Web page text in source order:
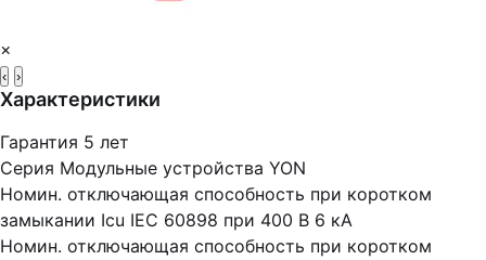
×
‹ ›
Характеристики
Гарантия 5 лет
Серия Модульные устройства YON
Номин. отключающая способность при коротком
замыкании Icu IEC 60898 при 400 В 6 кА
Номин. отключающая способность при коротком